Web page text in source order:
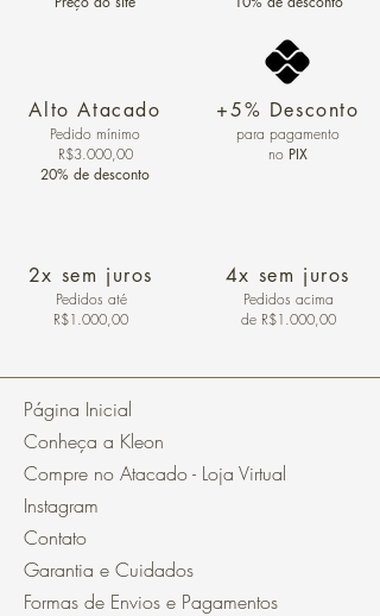
Alto Atacado
Pedido mínimo
R$3.000,00
20% de desconto
2x sem juros
Pedidos até
R$1.000,00
+5% Desconto
para pagamento
no PIX
4x sem juros
Pedidos acima
de R$1.000,00
Página Inicial
Conheça a Kleon
Compre no Atacado - Loja Virtual
Instagram
Contato
Garantia e Cuidados
Formas de Envios e Pagamentos